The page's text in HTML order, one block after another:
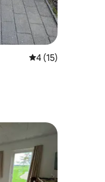
평점 4점(5점 만점
4 (15)